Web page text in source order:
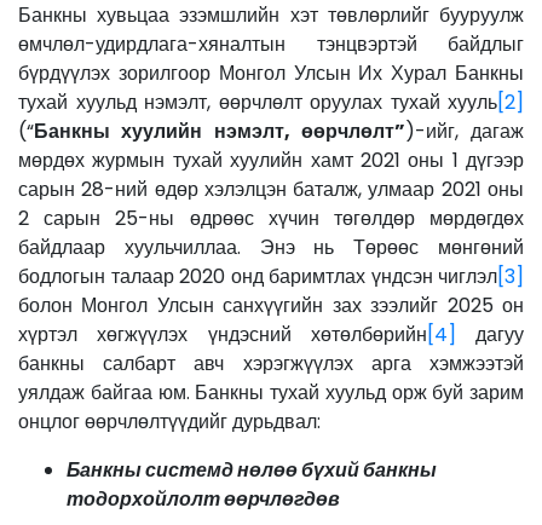
Банкны хувьцаа эзэмшлийн хэт төвлөрлийг бууруулж
өмчлөл-удирдлага-хяналтын тэнцвэртэй байдлыг
бүрдүүлэх зорилгоор Монгол Улсын Их Хурал Банкны
тухай хуульд нэмэлт, өөрчлөлт оруулах тухай хууль[2]
(“Банкны хуулийн нэмэлт, өөрчлөлт”)-ийг, дагаж
мөрдөх журмын тухай хуулийн хамт 2021 оны 1 дүгээр
сарын 28-ний өдөр хэлэлцэн баталж, улмаар 2021 оны
2 сарын 25-ны өдрөөс хүчин төгөлдөр мөрдөгдөх
байдлаар хуульчиллаа. Энэ нь Төрөөс мөнгөний
бодлогын талаар 2020 онд баримтлах үндсэн чиглэл[3]
болон Монгол Улсын санхүүгийн зах зээлийг 2025 он
хүртэл хөгжүүлэх үндэсний хөтөлбөрийн[4]
дагуу
банкны салбарт авч хэрэгжүүлэх арга хэмжээтэй
уялдаж байгаа юм. Банкны тухай хуульд орж буй зарим
онцлог өөрчлөлтүүдийг дурьдвал:
Банкны системд нөлөө бүхий банкны
тодорхойлолт өөрчлөгдөв